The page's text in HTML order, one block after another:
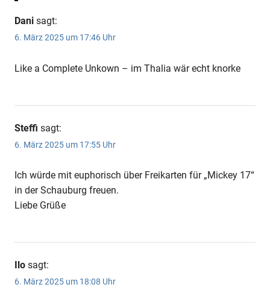
Dani sagt:
6. März 2025 um 17:46 Uhr
Like a Complete Unkown – im Thalia wär echt knorke
Steffi sagt:
6. März 2025 um 17:55 Uhr
Ich würde mit euphorisch über Freikarten für „Mickey 17“
in der Schauburg freuen.
Liebe Grüße
Ilo sagt:
6. März 2025 um 18:08 Uhr